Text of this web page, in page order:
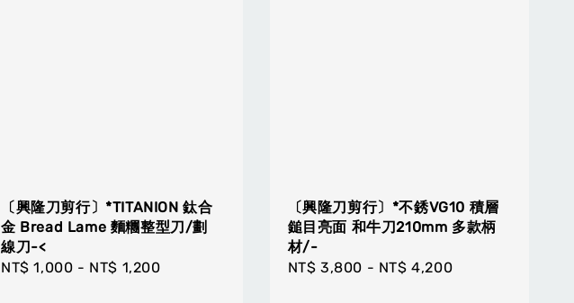
〔興隆刀剪行〕*TITANION 鈦合
金 Bread Lame 麵糰整型刀/劃
線刀-<
Regular
NT$ 1,000 - NT$ 1,200
〔興隆刀剪行〕*不銹VG10 積層
鎚目亮面 和牛刀210mm 多款柄
材/-
Regular
NT$ 3,800 - NT$ 4,200